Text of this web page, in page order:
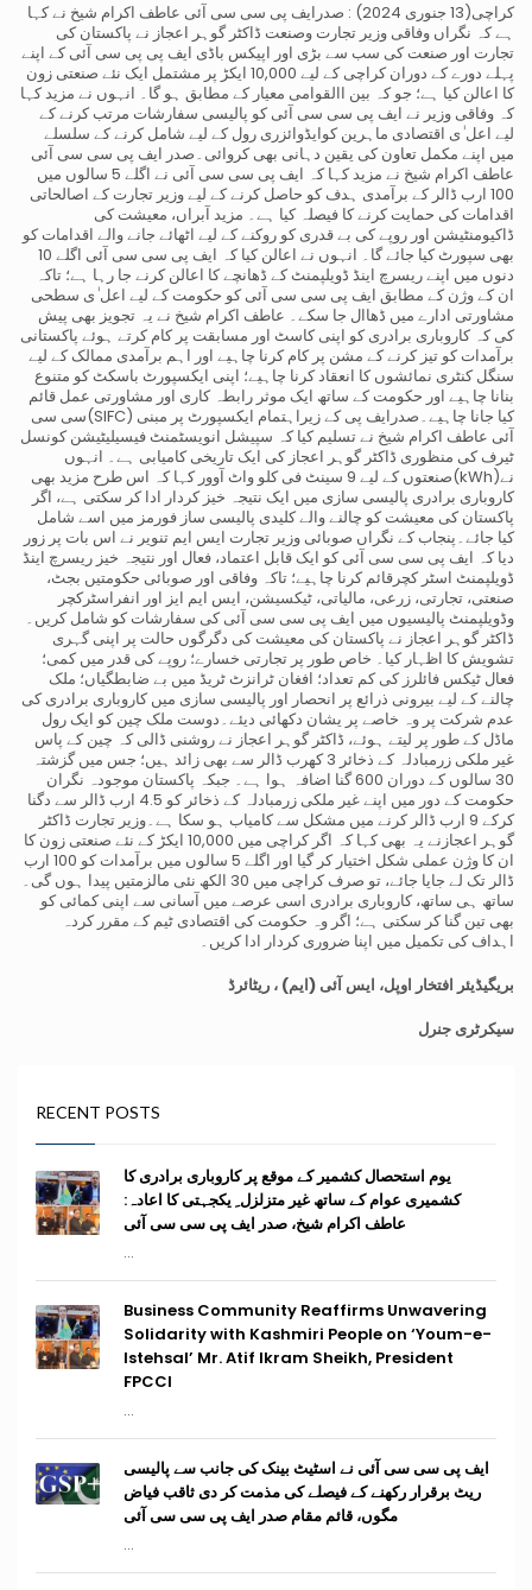
کراچی(13 جنوری 2024) : صدرایف پی سی سی آئی عاطف اکرام شیخ نے کہا
ہے کہ نگراں وفاقی وزیر تجارت وصنعت ڈاکٹر گوہر اعجاز نے پاکستان کی
تجارت اور صنعت کی سب سے بڑی اور اپیکس باڈی ایف پی پی سی آئی کے اپنے
پہلے دورے کے دوران کراچی کے لیے 10,000 ایکڑ پر مشتمل ایک نئے صنعتی زون
کا اعالن کیا ہے؛ جو کہ بین االقوامی معیار کے مطابق ہو گا۔ انہوں نے مزید کہا
کہ وفاقی وزیر نے ایف پی سی سی آئی کو پالیسی سفارشات مرتب کرنے کے
لیے اعل ٰی اقتصادی ماہرین کوایڈوائزری رول کے لیے شامل کرنے کے سلسلے
میں اپنے مکمل تعاون کی یقین دہانی بھی کروائی۔صدر ایف پی سی سی آئی
عاطف اکرام شیخ نے مزید کہا کہ ایف پی سی سی آئی نے اگلے 5 سالوں میں
100 ارب ڈالر کے برآمدی ہدف کو حاصل کرنے کے لیے وزیر تجارت کے اصالحاتی
اقدامات کی حمایت کرنے کا فیصلہ کیا ہے۔ مزید آبراں، معیشت کی
ڈاکیومنٹیشن اور روپے کی بے قدری کو روکنے کے لیے اٹھائے جانے والے اقدامات کو
بھی سپورٹ کیا جائے گا۔ انہوں نے اعالن کیا کہ ایف پی سی سی آئی اگلے 10
دنوں میں اپنے ریسرچ اینڈ ڈویلپمنٹ کے ڈھانچے کا اعالن کرنے جا رہا ہے؛ تاکہ
ان کے وژن کے مطابق ایف پی سی سی آئی کو حکومت کے لیے اعل ٰی سطحی
مشاورتی ادارے میں ڈھاال جا سکے۔ عاطف اکرام شیخ نے یہ تجویز بھی پیش
کی کہ کاروباری برادری کو اپنی کاسٹ اور مسابقت پر کام کرتے ہوئے پاکستانی
برآمدات کو تیز کرنے کے مشن پر کام کرنا چاہیے اور اہم برآمدی ممالک کے لیے
سنگل کنٹری نمائشوں کا انعقاد کرنا چاہیے؛ اپنی ایکسپورٹ باسکٹ کو متنوع
بنانا چاہیے اور حکومت کے ساتھ ایک موثر رابطہ کاری اور مشاورتی عمل قائم
کیا جانا چاہیے۔صدرایف پی کے زیراہتمام ایکسپورٹ پر مبنی (SIFC)سی سی
آئی عاطف اکرام شیخ نے تسلیم کیا کہ سپیشل انویسٹمنٹ فیسیلیٹیشن کونسل
ٹیرف کی منظوری ڈاکٹر گوہر اعجاز کی ایک تاریخی کامیابی ہے۔ انہوں
نے(kWh)صنعتوں کے لیے 9 سینٹ فی کلو واٹ آوور کہا کہ اس طرح مزید بھی
کاروباری برادری پالیسی سازی میں ایک نتیجہ خیز کردار ادا کر سکتی ہے، اگر
پاکستان کی معیشت کو چالنے والے کلیدی پالیسی ساز فورمز میں اسے شامل
کیا جائے۔پنجاب کے نگراں صوبائی وزیر تجارت ایس ایم تنویر نے اس بات پر زور
دیا کہ ایف پی سی سی آئی کو ایک قابل اعتماد، فعال اور نتیجہ خیز ریسرچ اینڈ
ڈویلپمنٹ اسٹر کچرقائم کرنا چاہیے؛ تاکہ وفاقی اور صوبائی حکومتیں بجٹ،
صنعتی، تجارتی، زرعی، مالیاتی، ٹیکسیشن، ایس ایم ایز اور انفراسٹرکچر
وڈویلپمنٹ پالیسیوں میں ایف پی سی سی آئی کی سفارشات کو شامل کریں۔
ڈاکٹر گوہر اعجاز نے پاکستان کی معیشت کی دگرگوں حالت پر اپنی گہری
تشویش کا اظہار کیا۔ خاص طور پر تجارتی خسارے؛ روپے کی قدر میں کمی؛
فعال ٹیکس فائلرز کی کم تعداد؛ افغان ٹرانزٹ ٹریڈ میں بے ضابطگیاں؛ ملک
چالنے کے لیے بیرونی ذرائع پر انحصار اور پالیسی سازی میں کاروباری برادری کی
عدم شرکت پر وہ خاصے پر یشان دکھائی دیئے۔دوست ملک چین کو ایک رول
ماڈل کے طور پر لیتے ہوئے، ڈاکٹر گوہر اعجاز نے روشنی ڈالی کہ چین کے پاس
غیر ملکی زرمبادلہ کے ذخائر 3 کھرب ڈالر سے بھی زائد ہیں؛ جس میں گزشتہ
30 سالوں کے دوران 600 گنا اضافہ ہوا ہے۔ جبکہ پاکستان موجودہ نگران
حکومت کے دور میں اپنے غیر ملکی زرمبادلہ کے ذخائر کو 4.5 ارب ڈالر سے دگنا
کرکے 9 ارب ڈالر کرنے میں مشکل سے کامیاب ہو سکا ہے۔وزیر تجارت ڈاکٹر
گوہر اعجازنے یہ بھی کہا کہ اگر کراچی میں 10,000 ایکڑ کے نئے صنعتی زون کا
ان کا وژن عملی شکل اختیار کر گیا اور اگلے 5 سالوں میں برآمدات کو 100 ارب
ڈالر تک لے جایا جائے، تو صرف کراچی میں 30 الکھ نئی مالزمتیں پیدا ہوں گی۔
ساتھ ہی ساتھ، کاروباری برادری اسی عرصے میں آسانی سے اپنی کمائی کو
بھی تین گنا کر سکتی ہے؛ اگر وہ حکومت کی اقتصادی ٹیم کے مقرر کردہ
اہداف کی تکمیل میں اپنا ضروری کردار ادا کریں۔
بریگیڈیئر افتخار اوپل، ایس آئی (ایم) ، ریٹائرڈ
سیکرٹری جنرل
RECENT POSTS
یوم استحصال کشمیر کے موقع پر کاروباری برادری کا
کشمیری عوام کے ساتھ غیر متزلزل ِ یکجہتی کا اعادہ:
عاطف اکرام شیخ، صدر ایف پی سی سی آئی
...
Business Community Reaffirms Unwavering
Solidarity with Kashmiri People on ‘Youm-e-
Istehsal’ Mr. Atif Ikram Sheikh, President
FPCCI
...
ایف پی سی سی آئی نے اسٹیٹ بینک کی جانب سے پالیسی
ریٹ برقرار رکھنے کے فیصلے کی مذمت کر دی ثاقب فیاض
مگوں، قائم مقام صدر ایف پی سی سی آئی
...